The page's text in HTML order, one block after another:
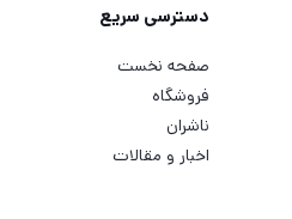
دسترسی سریع
صفحه نخست
فروشگاه
ناشران
اخبار و مقالات